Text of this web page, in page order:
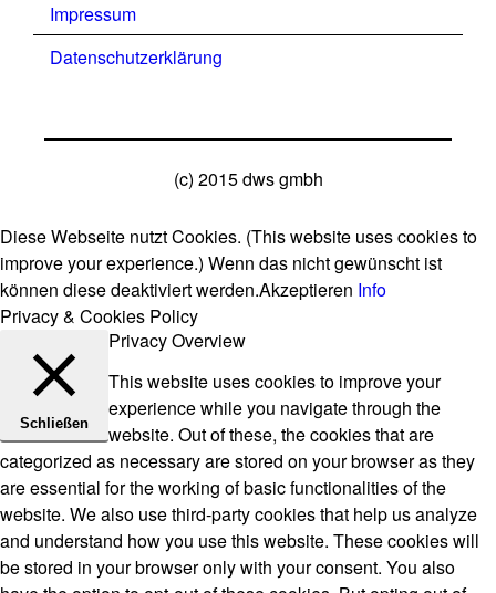
Impressum
Datenschutzerklärung
(c) 2015 dws gmbh
Diese Webseite nutzt Cookies. (This website uses cookies to
improve your experience.) Wenn das nicht gewünscht ist
können diese deaktiviert werden.Akzeptieren Info
Privacy & Cookies Policy
Schließen
Privacy Overview
This website uses cookies to improve your
experience while you navigate through the
website. Out of these, the cookies that are
categorized as necessary are stored on your browser as they
are essential for the working of basic functionalities of the
website. We also use third-party cookies that help us analyze
and understand how you use this website. These cookies will
be stored in your browser only with your consent. You also